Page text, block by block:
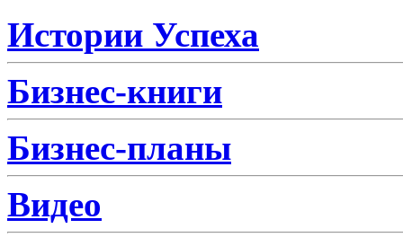
Истории Успеха
Бизнес-книги
Бизнес-планы
Видео